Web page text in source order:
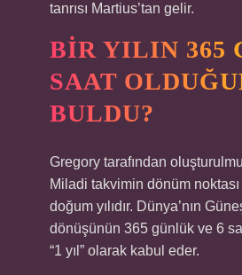
tanrısı Martius’tan gelir.
BIR YILIN 365
SAAT
BULDU?
Gregory tarafından
Miladi takvimin dönüm noktası
doğum yılıdır. Dünya’nın
dönüşünün 365 günlük ve 6
“1 yıl” olarak kabul eder.